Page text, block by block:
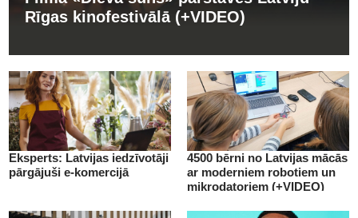
Rīgas kinofestivālā (+VIDEO)
Eksperts: Latvijas iedzīvotāji
pārgājuši e-komercijā
4500 bērni no Latvijas mācās
ar moderniem robotiem un
mikrodatoriem (+VIDEO)